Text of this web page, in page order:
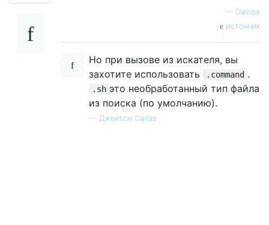
— Davide
источник
Но при вызове из искателя, вы
захотите использовать
.command .
.sh это необработанный тип файла
из поиска (по умолчанию).
— Джейсон Салаз